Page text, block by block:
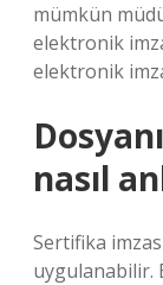
mümkün
elektronik
elektronik
nasıl
Sertifika
uygulanabilir.